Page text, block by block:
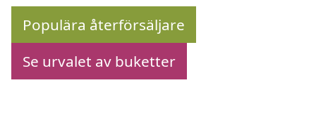
Populära återförsäljare
Se urvalet av buketter